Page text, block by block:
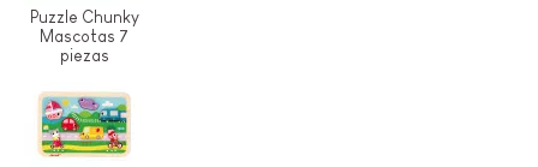
Puzzle Chunky
Mascotas 7
piezas